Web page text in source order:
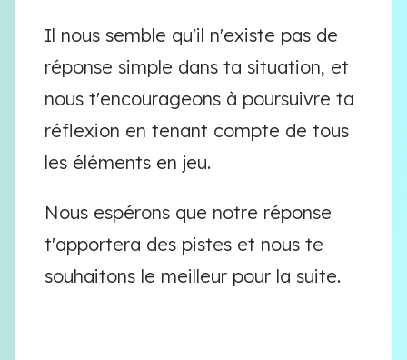
Il nous semble qu'il n'existe pas de
réponse simple dans ta situation, et
nous t'encourageons à poursuivre ta
réflexion en tenant compte de tous
les éléments en jeu.
Nous espérons que notre réponse
t'apportera des pistes et nous te
souhaitons le meilleur pour la suite.